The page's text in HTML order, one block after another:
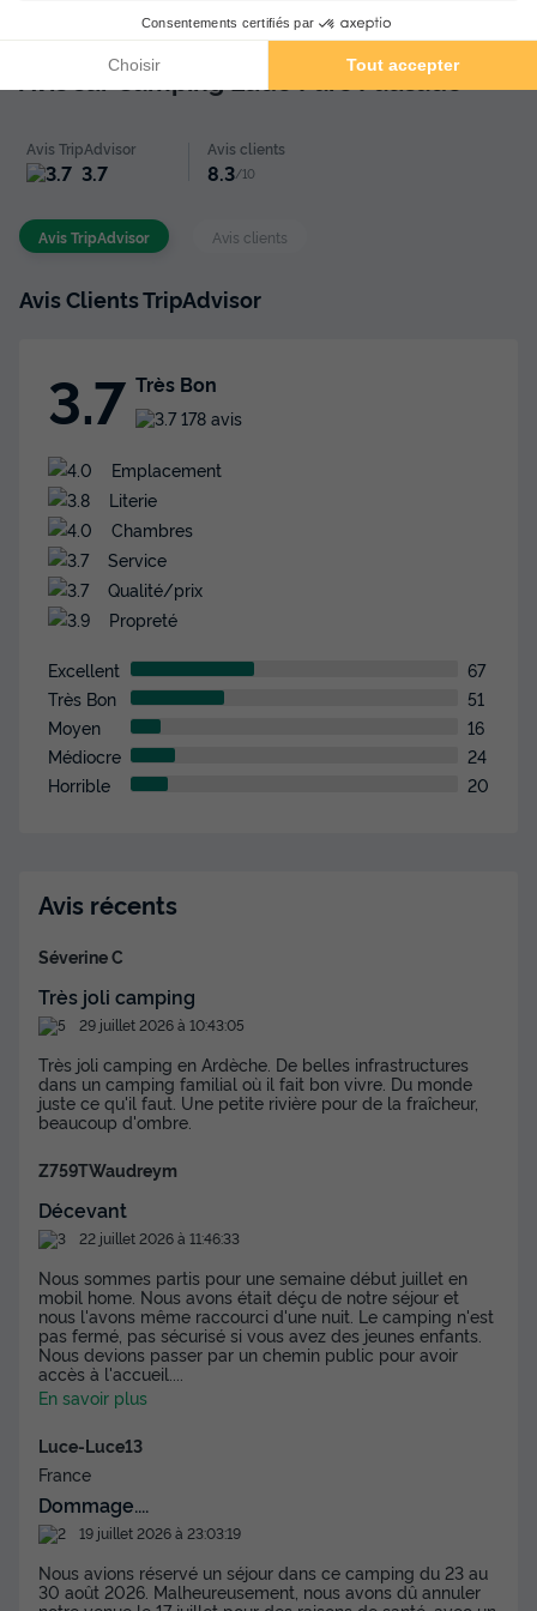
personnes
24m² 5
Animaux autorisés *
Cafetière
LODGE 5 personnes - Lodge Premium 5 personnes
du18/09/2026au25/09/2026
Modifier les dates
332 €
MOBILHOME 4 personnes - COSY
Annulation gratuite
Surface
30m²
Adultes Chambres Salle de bain
Terrasse semi-couverte
Animaux autorisés *
MOBILHOME 4 personnes - COSY
du19/09/2026au26/09/2026
Meilleur prix pour 7 nuits
Modifier les dates
Avis sur Camping Ludo Parc Pausado
Avis TripAdvisor
3.7
Avis clients
8.3/10
Avis TripAdvisor Avis clients
Avis Clients TripAdvisor
3.7 Très Bon
178 avis
Emplacement
Literie
Chambres
Service
Qualité/prix
Propreté
Excellent
67
Très Bon
51
Moyen
16
Médiocre
24
Horrible
20
Avis récents
Séverine C
Très joli camping
29 juillet 2026 à 10:43:05
Très joli camping en Ardèche. De belles infrastructures
dans un camping familial où il fait bon vivre. Du monde
juste ce qu'il faut. Une petite rivière pour de la fraîcheur,
beaucoup d'ombre.
Z759TWaudreym
Décevant
22 juillet 2026 à 11:46:33
Nous sommes partis pour une semaine début juillet en
mobil home. Nous avons était déçu de notre séjour et
nous l'avons même raccourci d'une nuit. Le camping n'est
pas fermé, pas sécurisé si vous avez des jeunes enfants.
Nous devions passer par un chemin public pour avoir
accès à l'accueil.
En savoir plus
Luce-Luce13
France
Dommage....
19 juillet 2026 à 23:03:19
Nous avions réservé un séjour dans ce camping du 23 au
30 août 2026. Malheureusement, nous avons dû annuler